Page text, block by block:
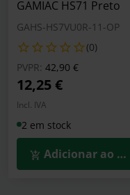
GAMIAC HS71 Preto
GAHS-HS7VU0R-11-OP
(0)
PVPR: Preço reduzido de
42,90 €para
12,25 €
Incl. IVA
2 em stock
Adicionar ao